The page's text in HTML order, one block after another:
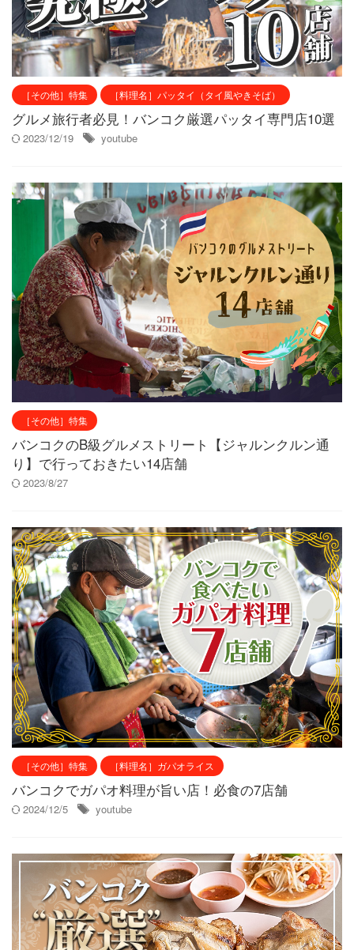
［その他］特集 ［料理名］パッタイ（タイ風やきそば）
グルメ旅行者必見！バンコク厳選パッタイ専門店10選
2023/12/19 youtube
［その他］特集
バンコクのB級グルメストリート【ジャルンクルン通
り】で行っておきたい14店舗
2023/8/27
［その他］特集 ［料理名］ガパオライス
バンコクでガパオ料理が旨い店！必食の7店舗
2024/12/5 youtube